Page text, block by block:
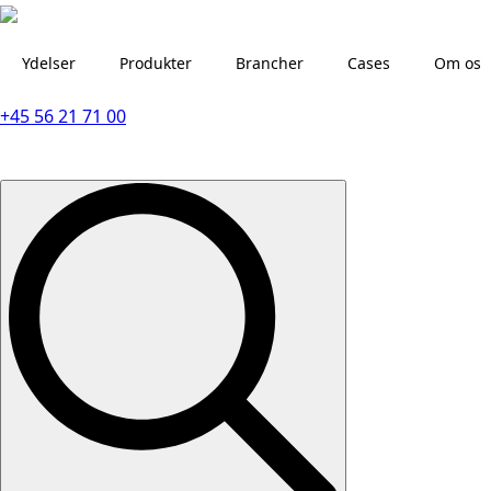
Ydelser Produkter Brancher Cases Om os
+45 56 21 71 00